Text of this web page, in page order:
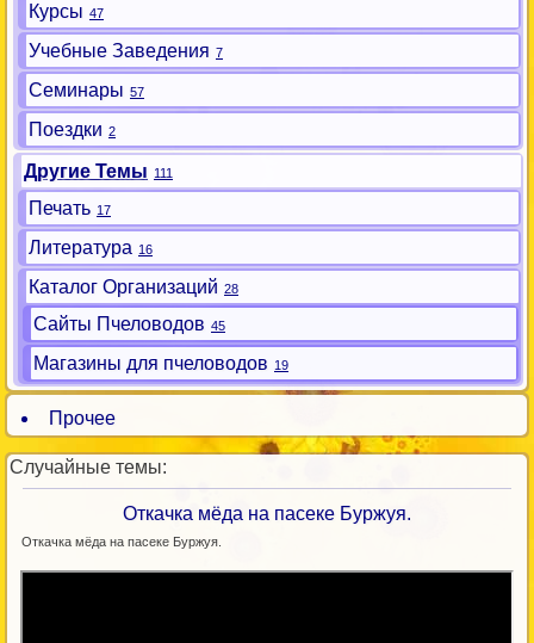
Курсы 47
Учебные Заведения 7
Семинары 57
Поездки 2
Другие Темы 111
Печать 17
Литература 16
Каталог Организаций 28
Сайты Пчеловодов 45
Магазины для пчеловодов 19
Прочее
Случайные темы:
Откачка мёда на пасеке Буржуя.
Откачка мёда на пасеке Буржуя.